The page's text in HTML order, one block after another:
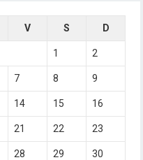
V S D
1 2
7 8 9
14 15 16
21 22 23
28 29 30